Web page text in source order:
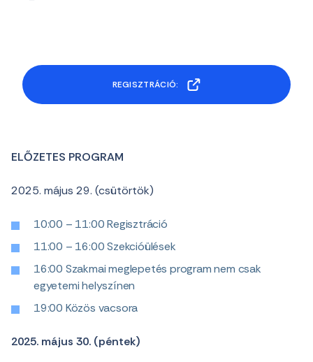
REGISZTRÁCIÓ:
ELŐZETES PROGRAM
2025. május 29. (csütörtök)
10:00 – 11:00 Regisztráció
11:00 – 16:00 Szekcióülések
16:00 Szakmai meglepetés program nem csak
egyetemi helyszínen
19:00 Közös vacsora
2025. május 30. (péntek)